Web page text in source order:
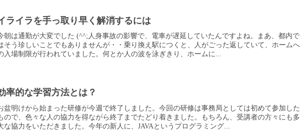
ライラを手っ取り早く解消するには
朝は通勤が大変でした (^^;人身事故の影響で、電車が遅延していたんですよね。まあ、都内で
そう珍しいことでもありませんが・・乗り換え駅につくと、人がごった返していて、ホームへ
入場制限が行われていました。何とか人の波を泳ぎきり、ホームに...
率的な学習方法とは？
盆明けから始まった研修が今週で終了しました。今回の研修は事務局としては初めて参加した
ので、色々な人の協力を得ながら終了までたどり着きました。もちろん、受講者の方々にも多
な協力をいただきました。今年の新人に、JAVAというプログラミング...